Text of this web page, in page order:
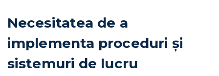
Necesitatea de a
implementa proceduri și
sistemuri de lucru